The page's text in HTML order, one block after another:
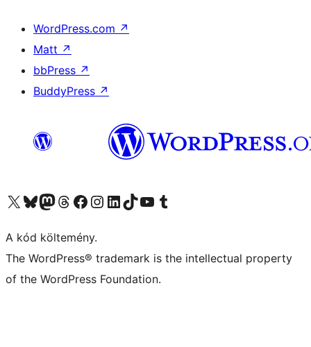
WordPress.com ↗
Matt ↗
bbPress ↗
BuddyPress ↗
Visit our X (formerly Twitter) account
Visit our Bluesky account
Twitter csatornánk
Visit our Threads account
Facebook oldalunk megtekintése
Visit our Instagram account
Visit our LinkedIn account
Visit our TikTok account
Visit our YouTube channel
Visit our Tumblr account
A kód költemény.
The WordPress® trademark is the intellectual property
of the WordPress Foundation.